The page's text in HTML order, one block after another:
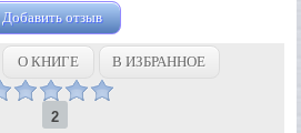
Добавить отзыв
О КНИГЕ В ИЗБРАННОЕ
2